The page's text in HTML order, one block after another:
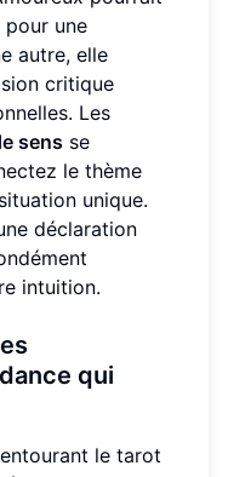
une
autre, elle
critique
Les
sens se
le thème
unique.
déclaration
intuition.
qui
le tarot